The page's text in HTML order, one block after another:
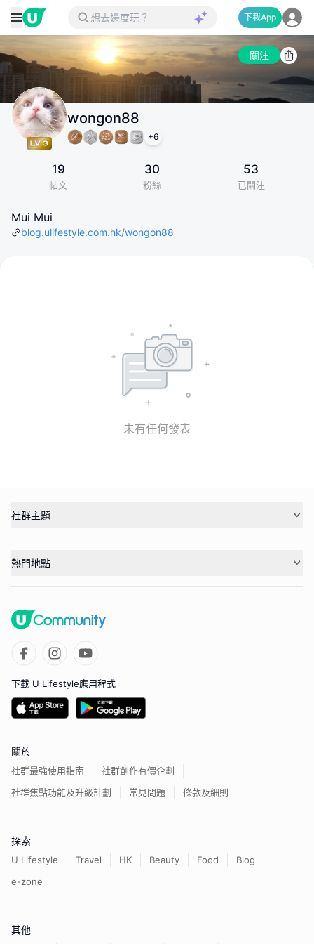
下載App
關注
wongon88
+6
19
帖文
30
粉絲
53
已關注
Mui Mui
blog.ulifestyle.com.hk/wongon88
未有任何發表
社群主題
熱門地點
下載 U Lifestyle應用程式
關於
社群最強使用指南
社群創作有價企劃
社群焦點功能及升級計劃
常見問題 條款及細則
探索
U Lifestyle Travel HK Beauty Food
Blog
e-zone
其他